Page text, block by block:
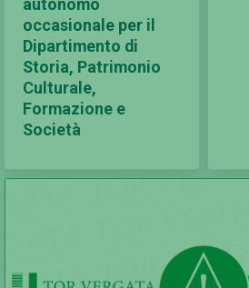
occasionale per il
Dipartimento di
Storia, Patrimonio
Culturale,
Formazione e
Società